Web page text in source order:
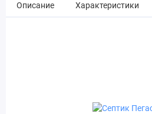
Описание Характеристики